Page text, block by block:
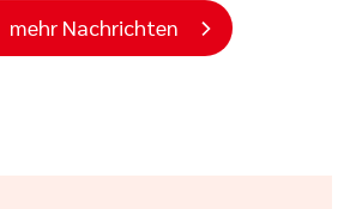
mehr Nachrichten